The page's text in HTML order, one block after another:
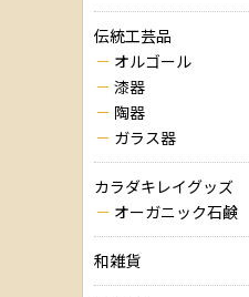
伝統工芸品
オルゴール
漆器
陶器
ガラス器
カラダキレイグッズ
オーガニック石鹸
和雑貨